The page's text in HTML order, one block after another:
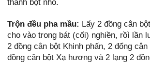
thành bột nhỏ.
Trộn đều pha mầu: Lấy 2 đồng cân
cho vào trong bát (cối) nghiền, rồì lần
2 đồng cân bột Khinh phấn, 2 đổng
đồng cân bột Xạ hương và 2 lạng 2